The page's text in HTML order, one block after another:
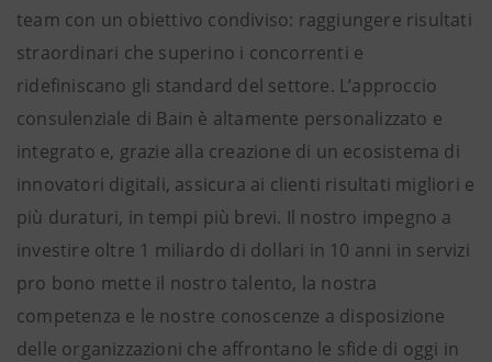
team con un obiettivo condiviso: raggiungere risultati
straordinari che superino i concorrenti e
ridefiniscano gli standard del settore. L’approccio
consulenziale di Bain è altamente personalizzato e
integrato e, grazie alla creazione di un ecosistema di
innovatori digitali, assicura ai clienti risultati migliori e
più duraturi, in tempi più brevi. Il nostro impegno a
investire oltre 1 miliardo di dollari in 10 anni in servizi
pro bono mette il nostro talento, la nostra
competenza e le nostre conoscenze a disposizione
delle organizzazioni che affrontano le sfide di oggi in